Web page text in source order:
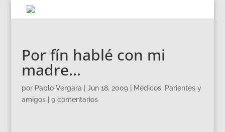
Por fín hablé con mi
madre…
por Pablo Vergara Jun 18, 2009| Médicos, Parientes y
amigos| 9 comentarios